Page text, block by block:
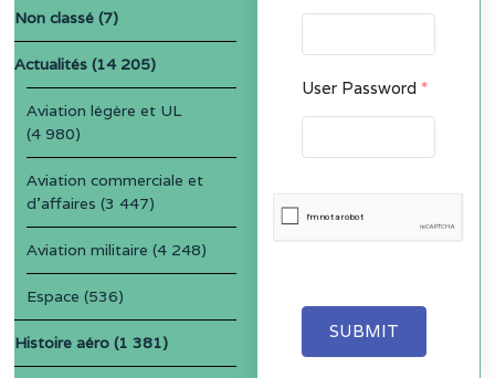
User Password *
SUBMIT
Non classé (7)
Actualités (14 205)
Aviation légère et UL
(4 980)
Aviation commerciale et
d'affaires (3 447)
Aviation militaire (4 248)
Espace (536)
Histoire aéro (1 381)